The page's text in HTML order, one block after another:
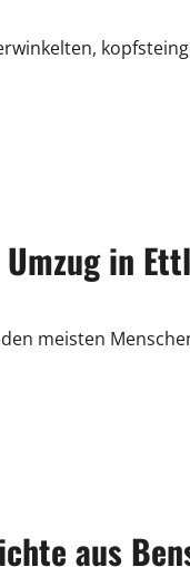
in
meisten
aus